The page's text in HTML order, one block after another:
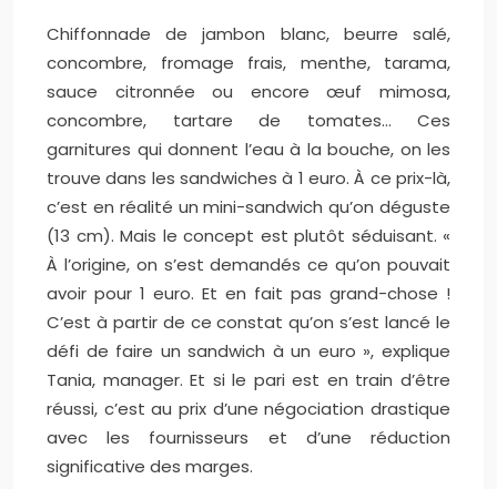
Chiffonnade de jambon blanc, beurre salé,
concombre, fromage frais, menthe, tarama,
sauce citronnée ou encore œuf mimosa,
concombre, tartare de tomates… Ces
garnitures qui donnent l’eau à la bouche, on les
trouve dans les sandwiches à 1 euro. À ce prix-là,
c’est en réalité un mini-sandwich qu’on déguste
(13 cm). Mais le concept est plutôt séduisant. «
À l’origine, on s’est demandés ce qu’on pouvait
avoir pour 1 euro. Et en fait pas grand-chose !
C’est à partir de ce constat qu’on s’est lancé le
défi de faire un sandwich à un euro », explique
Tania, manager. Et si le pari est en train d’être
réussi, c’est au prix d’une négociation drastique
avec les fournisseurs et d’une réduction
significative des marges.